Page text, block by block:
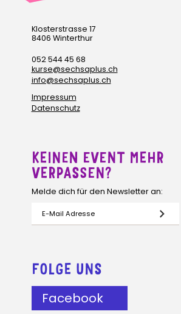
Klosterstrasse 17
8406 Winterthur
052 544 45 68
kurse@sechsaplus.ch
info@sechsaplus.ch
Impressum
Datenschutz
KEINEN EVENT MEHR
VERPASSEN?
Melde dich für den Newsletter an:
FOLGE UNS
Facebook